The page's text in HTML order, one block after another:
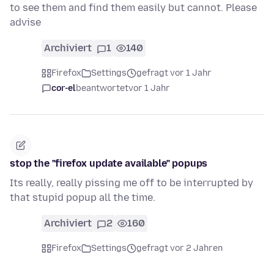
to see them and find them easily but cannot. Please
advise
Archiviert 1 140
Firefox Settings
gefragt vor 1 Jahr
cor-elbeantwortetvor 1 Jahr
stop the "firefox update available" popups
Its really, really pissing me off to be interrupted by
that stupid popup all the time.
Archiviert 2 160
Firefox Settings gefragt vor 2 Jahren